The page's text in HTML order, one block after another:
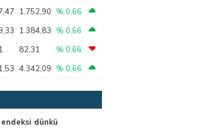
1.752,90
% 0,66
1.384,83
% 0,66
82,31
% 0,66
4.342,09 % 0,66
dünkü